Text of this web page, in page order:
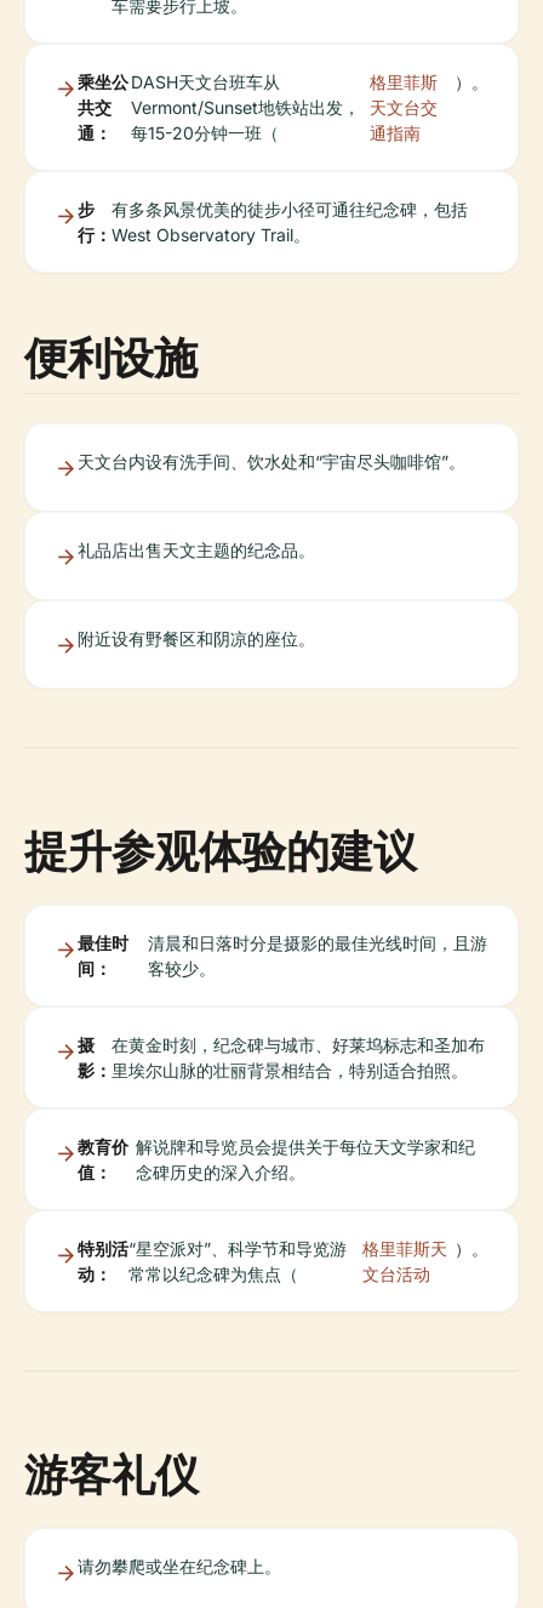
车需要步行上坡。
乘坐公
共交
通：
DASH天文台班车从
Vermont/Sunset地铁站出发，
每15-20分钟一班（
格里菲斯
天文台交
通指南
）。
步
行：
有多条风景优美的徒步小径可通往纪念碑，包括
West Observatory Trail。
便利设施
天文台内设有洗手间、饮水处和“宇宙尽头咖啡馆”。
礼品店出售天文主题的纪念品。
附近设有野餐区和阴凉的座位。
提升参观体验的建议
最佳时
间：
清晨和日落时分是摄影的最佳光线时间，且游
客较少。
摄
影：
在黄金时刻，纪念碑与城市、好莱坞标志和圣加布
里埃尔山脉的壮丽背景相结合，特别适合拍照。
教育价
值：
解说牌和导览员会提供关于每位天文学家和纪
念碑历史的深入介绍。
特别活
动：
“星空派对”、科学节和导览游
常常以纪念碑为焦点（
格里菲斯天
文台活动
）。
游客礼仪
请勿攀爬或坐在纪念碑上。